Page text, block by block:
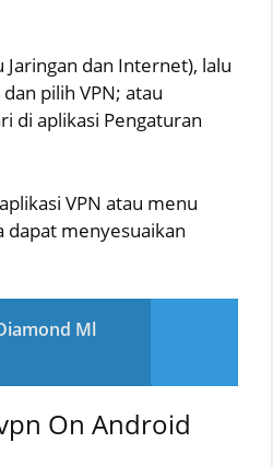
Jaringan dan Internet), lalu
pilih VPN; atau
di aplikasi Pengaturan
VPN atau menu
dapat menyesuaikan
Ml
On Android